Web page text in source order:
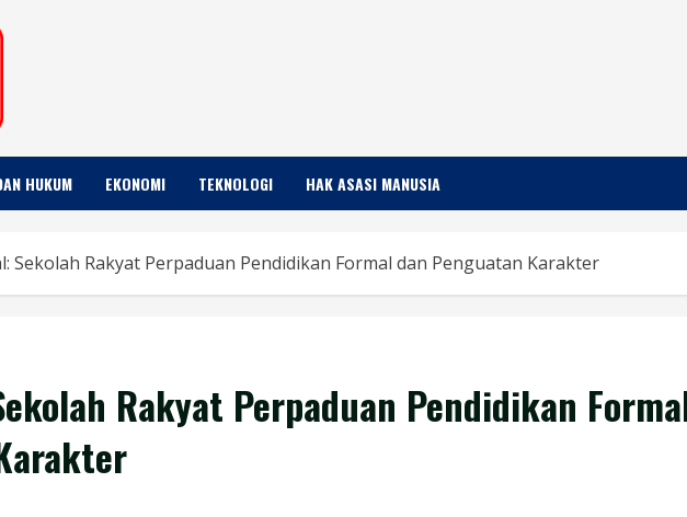
HUKUM EKONOMI TEKNOLOGI HAK ASASI MANUSIA
Sekolah Rakyat Perpaduan Pendidikan Formal dan Penguatan Karakter
Rakyat Perpaduan Pendidikan